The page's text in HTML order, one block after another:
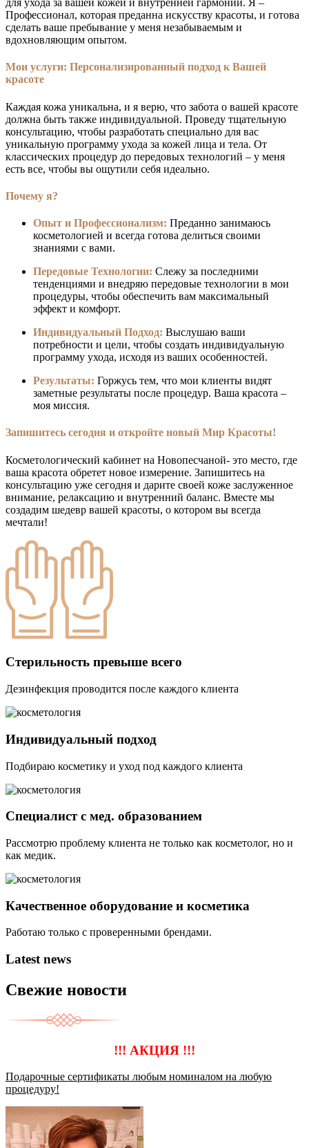
для ухода за вашей кожей и внутренней гармонии. Я –
Профессионал, которая преданна искусству красоты, и готова
сделать ваше пребывание у меня незабываемым и
вдохновляющим опытом.
Мои услуги: Персонализированный подход к Вашей
красоте
Каждая кожа уникальна, и я верю, что забота о вашей красоте
должна быть также индивидуальной. Проведу тщательную
консультацию, чтобы разработать специально для вас
уникальную программу ухода за кожей лица и тела. От
классических процедур до передовых технологий – у меня
есть все, чтобы вы ощутили себя идеально.
Почему я?
Опыт и Профессионализм: Преданно занимаюсь
косметологией и всегда готова делиться своими
знаниями с вами.
Передовые Технологии: Слежу за последними
тенденциями и внедряю передовые технологии в мои
процедуры, чтобы обеспечить вам максимальный
эффект и комфорт.
Индивидуальный Подход: Выслушаю ваши
потребности и цели, чтобы создать индивидуальную
программу ухода, исходя из ваших особенностей.
Результаты: Горжусь тем, что мои клиенты видят
заметные результаты после процедур. Ваша красота –
моя миссия.
Запишитесь сегодня и откройте новый Мир Красоты!
Косметологический кабинет на Новопесчаной- это место, где
ваша красота обретет новое измерение. Запишитесь на
консультацию уже сегодня и дарите своей коже заслуженное
внимание, релаксацию и внутренний баланс. Вместе мы
создадим шедевр вашей красоты, о котором вы всегда
мечтали!
Стерильность превыше всего
Дезинфекция проводится после каждого клиента
Индивидуальный подход
Подбираю косметику и уход под каждого клиента
Специалист с мед. образованием
Рассмотрю проблему клиента не только как косметолог, но и
как медик.
Качественное оборудование и косметика
Работаю только с проверенными брендами.
Latest news
Свежие новости
!!! АКЦИЯ !!!
Подарочные сертификаты любым номиналом на любую
процедуру!